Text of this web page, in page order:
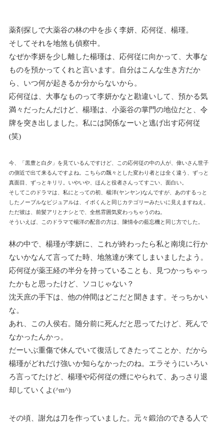
薬剤探しで大薬谷の林の中を歩く李妍、応何従、楊瑾。
そしてそれを地煞も偵察中。
なぜか李妍を少し離した楊瑾は、応何従に向かって、大事な
ものを預かってくれと言います。自分はこんな生き方だか
ら、いつ何が起きるか分からないから。
応何従は、大事なものって李妍かなと勘違いして、預かる気
満々だったんだけど、楊瑾は、小薬谷の掌門の地位だと、令
牌を突き出しました。私には関係なーいと逃げ出す応何従
(笑)
今、「黒豊と白夕」を見ているんですけど、この応何従の中の人が、偉いさん世子
の側近で出て来るんですよね。こちらの飄々とした変わり者とは全く違う、ずっと
真面目、ずっとキリリ。いやいや、ほんと役者さんってすごい、面白い。
そしてこのドラマは、私にとっての初、楊洋(ヤンヤン)なんですが、あのするっと
したノーブルなビジュアルは、イボくんと同じカテゴリーみたいに見えますねえ。
ただ彼は、前髪アリとナシとで、全然雰囲気変わっちゃうのね。
そういえば、このドラマで楊洋の配音の方は、陳情令の藍忘機と同じ方でした。
林の中で、楊瑾が李妍に、これが終わったら私と南境に行か
ないかなんて言ってた時、地煞達が来てしまいましたよう。
応何従が薬王経の半分を持っていることも、見つかっちゃっ
たかもと思ったけど、ソコじゃない？
沈天庶の手下は、他の仲間はどこだと聞きます。そっちかい
な。
あれ、この人侯右。随分前に死んだと思ってたけど、死んで
なかったんかっ。
だーいぶ重傷で休んでいて復活してきたってことか、だから
楊瑾がどれだけ強いか知らなかったのね。エラそうにいろい
ろ言ってたけど、楊瑾や応何従の煙にやられて、あっさり退
却していくよ(^m^)
その頃、謝允は刀を作っていました。元々鍛治のできる人で